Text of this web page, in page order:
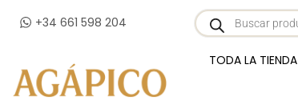
+34 661 598 204
TODA LA TIENDA